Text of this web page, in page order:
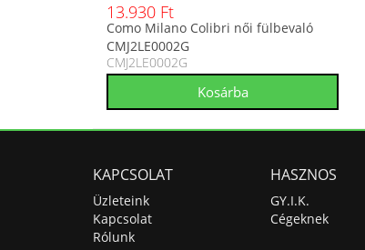
13.930 Ft
Como Milano Colibri női fülbevaló
CMJ2LE0002G
CMJ2LE0002G
KAPCSOLAT
Üzleteink
Kapcsolat
Rólunk
HASZNOS
GY.I.K.
Cégeknek